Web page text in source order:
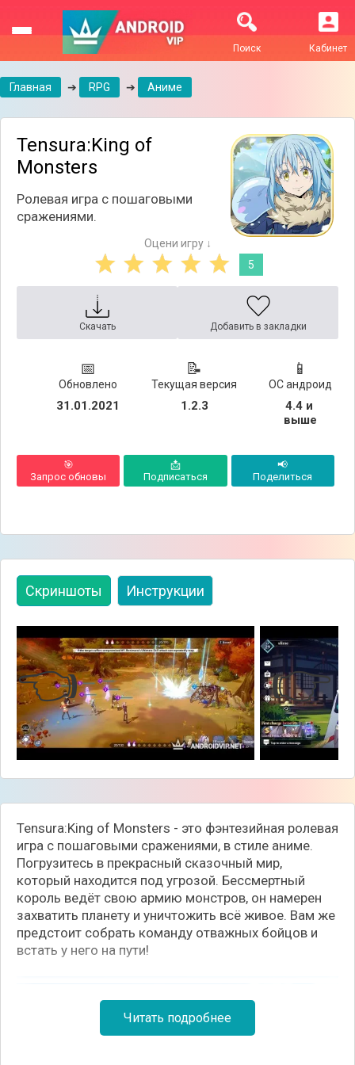
Кабинет
Поиск
Главная ➔ RPG ➔ Аниме
Tensura:King of
Monsters
Ролевая игра с пошаговыми
сражениями.
Оцени игру ↓
5
Скачать Добавить в закладки
📅
Обновлено
31.01.2021
📝
Текущая версия
1.2.3
📱
ОС андроид
4.4 и
выше
🎯
Запрос обновы
📩
Подписаться
📢
Поделиться
Скриншоты Инструкции
👈 👉
Tensura:King of Monsters - это фэнтезийная ролевая
игра с пошаговыми сражениями, в стиле аниме.
Погрузитесь в прекрасный сказочный мир,
который находится под угрозой. Бессмертный
король ведёт свою армию монстров, он намерен
захватить планету и уничтожить всё живое. Вам же
предстоит собрать команду отважных бойцов и
встать у него на пути!
Читать подробнее